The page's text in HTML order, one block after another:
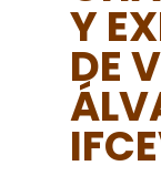
Y
DE